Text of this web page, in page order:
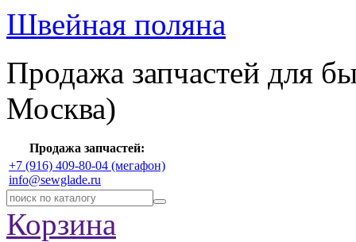
Швейная поляна
Продажа запчастей для
Москва)
Продажа запчастей:
+7 (916) 409-80-04 (мегафон)
info@sewglade.ru
Корзина